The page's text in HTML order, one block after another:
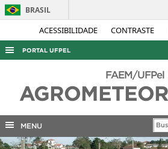
ACESSIBILIDADE CONTRASTE
BRASIL
PORTAL UFPEL
AUDITORIA
FAEM/UFPel
MENU